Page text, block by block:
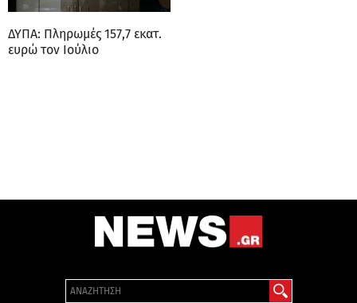
ΔΥΠΑ: Πληρωμές 157,7 εκατ.
ευρώ τον Ιούλιο